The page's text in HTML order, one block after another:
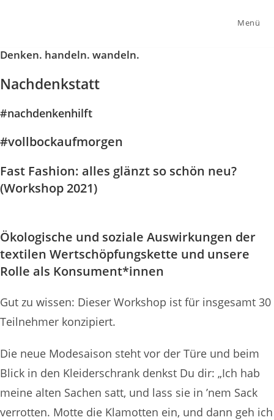
Menü
Denken. handeln. wandeln.
Nachdenkstatt
#nachdenkenhilft
#vollbockaufmorgen
Fast Fashion: alles glänzt so schön neu?
(Workshop 2021)
Ökologische und soziale Auswirkungen der
textilen Wertschöpfungs­kette und unsere
Rolle als Konsument*innen
Gut zu wissen: Dieser Workshop ist für insgesamt 30
Teilnehmer konzipiert.
Die neue Modesaison steht vor der Türe und beim
Blick in den Kleiderschrank denkst Du dir: „Ich hab
meine alten Sachen satt, und lass sie in ’nem Sack
verrotten. Motte die Klamotten ein, und dann geh ich